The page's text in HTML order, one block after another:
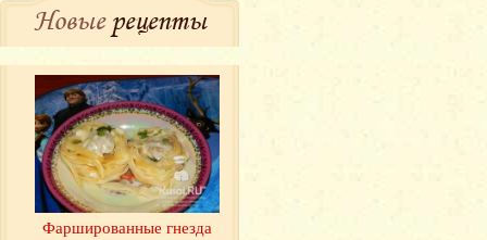
Новыерецепты
Фаршированные гнезда